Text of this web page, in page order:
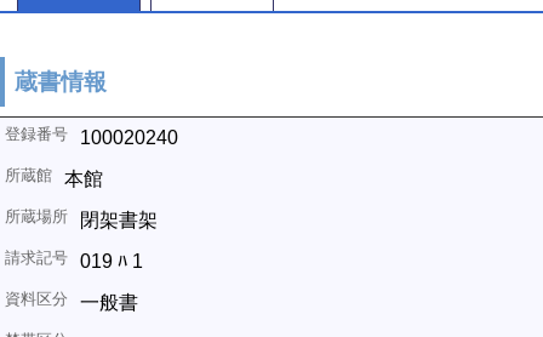
蔵書情報
100020240
本館
閉架書架
019 ﾊ 1
一般書